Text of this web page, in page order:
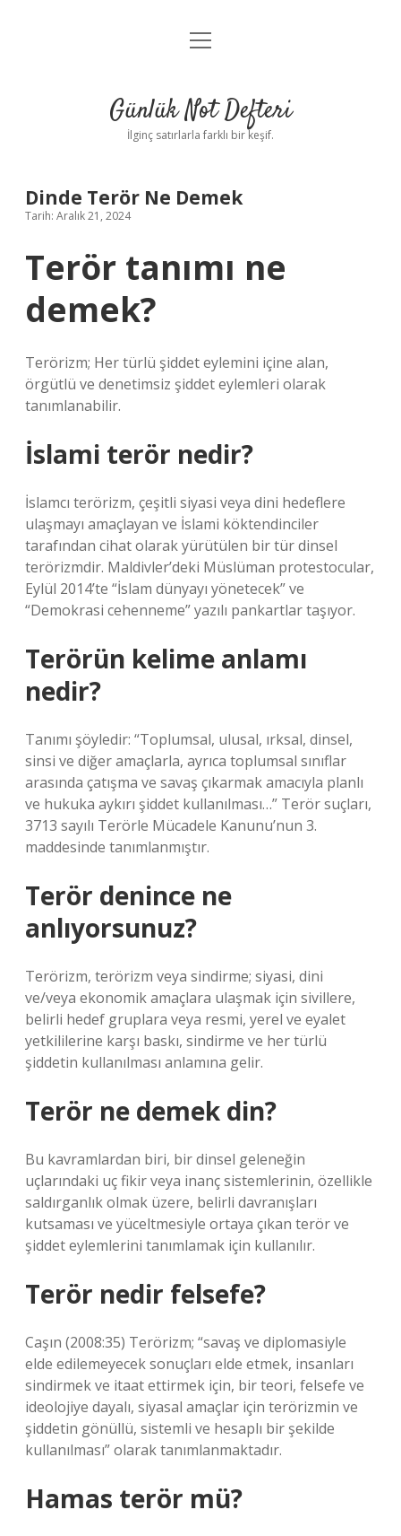
Anasayfa
Yasal Uyarı
menüyü
Günlük Not Defteri
İlginç satırlarla farklı bir keşif.
Dinde Terör Ne Demek
Tarih: Aralık 21, 2024
Terör tanımı ne
demek?
Terörizm; Her türlü şiddet eylemini içine alan,
örgütlü ve denetimsiz şiddet eylemleri olarak
tanımlanabilir.
İslami terör nedir?
İslamcı terörizm, çeşitli siyasi veya dini hedeflere
ulaşmayı amaçlayan ve İslami köktendinciler
tarafından cihat olarak yürütülen bir tür dinsel
terörizmdir. Maldivler’deki Müslüman protestocular,
Eylül 2014’te “İslam dünyayı yönetecek” ve
“Demokrasi cehenneme” yazılı pankartlar taşıyor.
Terörün kelime anlamı
nedir?
Tanımı şöyledir: “Toplumsal, ulusal, ırksal, dinsel,
sinsi ve diğer amaçlarla, ayrıca toplumsal sınıflar
arasında çatışma ve savaş çıkarmak amacıyla planlı
ve hukuka aykırı şiddet kullanılması…” Terör suçları,
3713 sayılı Terörle Mücadele Kanunu’nun 3.
maddesinde tanımlanmıştır.
Terör denince ne
anlıyorsunuz?
Terörizm, terörizm veya sindirme; siyasi, dini
ve/veya ekonomik amaçlara ulaşmak için sivillere,
belirli hedef gruplara veya resmi, yerel ve eyalet
yetkililerine karşı baskı, sindirme ve her türlü
şiddetin kullanılması anlamına gelir.
Terör ne demek din?
Bu kavramlardan biri, bir dinsel geleneğin
uçlarındaki uç fikir veya inanç sistemlerinin, özellikle
saldırganlık olmak üzere, belirli davranışları
kutsaması ve yüceltmesiyle ortaya çıkan terör ve
şiddet eylemlerini tanımlamak için kullanılır.
Terör nedir felsefe?
Caşın (2008:35) Terörizm; “savaş ve diplomasiyle
elde edilemeyecek sonuçları elde etmek, insanları
sindirmek ve itaat ettirmek için, bir teori, felsefe ve
ideolojiye dayalı, siyasal amaçlar için terörizmin ve
şiddetin gönüllü, sistemli ve hesaplı bir şekilde
kullanılması” olarak tanımlanmaktadır.
Hamas terör mü?